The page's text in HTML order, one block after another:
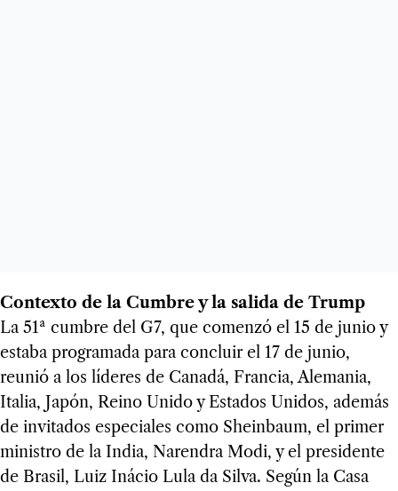
Contexto de la Cumbre y la salida de Trump
La 51ª cumbre del G7, que comenzó el 15 de junio y
estaba programada para concluir el 17 de junio,
reunió a los líderes de Canadá, Francia, Alemania,
Italia, Japón, Reino Unido y Estados Unidos, además
de invitados especiales como Sheinbaum, el primer
ministro de la India, Narendra Modi, y el presidente
de Brasil, Luiz Inácio Lula da Silva. Según la Casa